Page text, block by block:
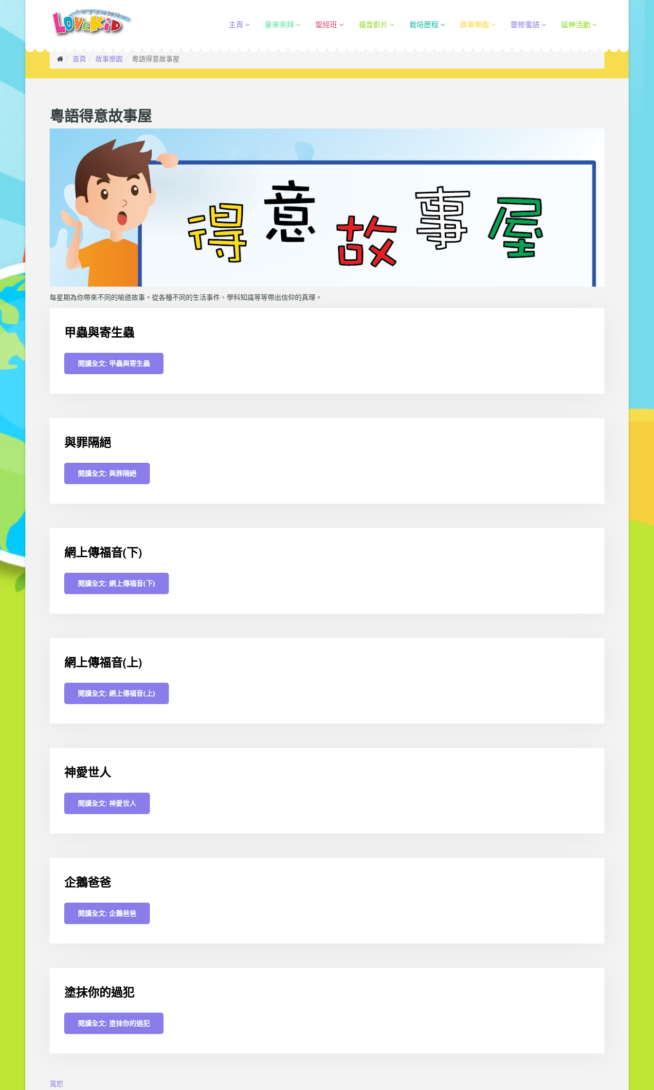
主頁 童來崇拜 聖經班 福音影片 栽培歷程 故事樂園 靈修蜜語 延伸活動
首頁 故事樂園 粵語得意故事屋
粵語得意故事屋
每星期為你帶來不同的喻道故事。從各種不同的生活事件、學科知識等等帶出信仰的真理。
甲蟲與寄生蟲
閱讀全文: 甲蟲與寄生蟲
與罪隔絕
閱讀全文: 與罪隔絕
網上傳福音(下)
閱讀全文: 網上傳福音(下)
網上傳福音(上)
閱讀全文: 網上傳福音(上)
神愛世人
閱讀全文: 神愛世人
企鵝爸爸
閱讀全文: 企鵝爸爸
塗抹你的過犯
閱讀全文: 塗抹你的過犯
寬恕